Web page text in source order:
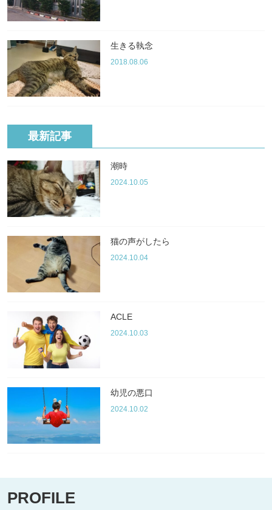
生きる執念
2018.08.06
最新記事
潮時
2024.10.05
猫の声がしたら
2024.10.04
ACLE
2024.10.03
幼児の悪口
2024.10.02
PROFILE